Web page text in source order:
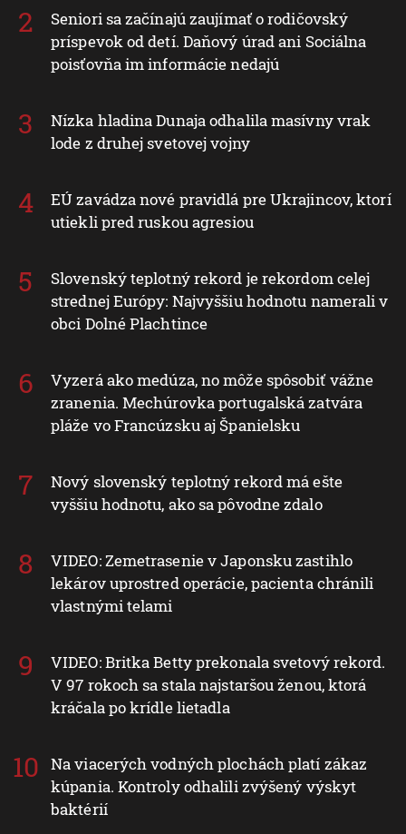
Seniori sa začínajú zaujímať o rodičovský
príspevok od detí. Daňový úrad ani Sociálna
poisťovňa im informácie nedajú
Nízka hladina Dunaja odhalila masívny vrak
lode z druhej svetovej vojny
EÚ zavádza nové pravidlá pre Ukrajincov, ktorí
utiekli pred ruskou agresiou
Slovenský teplotný rekord je rekordom celej
strednej Európy: Najvyššiu hodnotu namerali v
obci Dolné Plachtince
Vyzerá ako medúza, no môže spôsobiť vážne
zranenia. Mechúrovka portugalská zatvára
pláže vo Francúzsku aj Španielsku
Nový slovenský teplotný rekord má ešte
vyššiu hodnotu, ako sa pôvodne zdalo
VIDEO: Zemetrasenie v Japonsku zastihlo
lekárov uprostred operácie, pacienta chránili
vlastnými telami
VIDEO: Britka Betty prekonala svetový rekord.
V 97 rokoch sa stala najstaršou ženou, ktorá
kráčala po krídle lietadla
Na viacerých vodných plochách platí zákaz
kúpania. Kontroly odhalili zvýšený výskyt
baktérií